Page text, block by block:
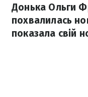
Донька Ольги
похвалилась
показала свій